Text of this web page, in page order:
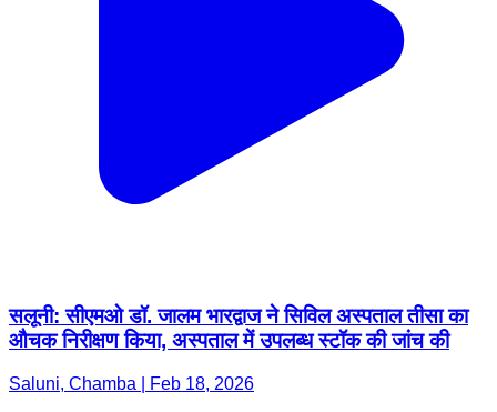
सलूनी: सीएमओ डॉ. जालम भारद्वाज ने सिविल अस्पताल तीसा का
औचक निरीक्षण किया, अस्पताल में उपलब्ध स्टॉक की जांच की
Saluni, Chamba | Feb 18, 2026